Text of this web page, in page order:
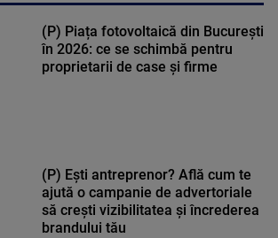
(P) Piața fotovoltaică din București
în 2026: ce se schimbă pentru
proprietarii de case și firme
(P) Ești antreprenor? Află cum te
ajută o campanie de advertoriale
să crești vizibilitatea și încrederea
brandului tău